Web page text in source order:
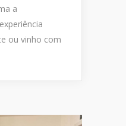
a
ou vinho com